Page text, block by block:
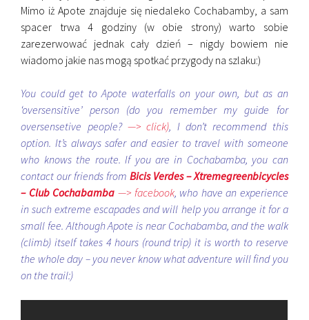
Mimo iż Apote znajduje się niedaleko Cochabamby, a sam
spacer trwa 4 godziny (w obie strony) warto sobie
zarezerwować jednak cały dzień – nigdy bowiem nie
wiadomo jakie nas mogą spotkać przygody na szlaku:)
You could get to Apote waterfalls on your own, but as an
‘oversensitive’ person (do you remember my guide for
oversensetive people?—> click), I don’t recommend this
option. It’s always safer and easier to travel with someone
who knows the route. If you are in Cochabamba, you can
contact our friends from Bicis Verdes – Xtremegreenbicycles
– Club Cochabamba —> facebook, who have an experience
in such extreme escapades and will help you arrange it for a
small fee. Although Apote is near Cochabamba, and the walk
(climb) itself takes 4 hours (round trip) it is worth to reserve
the whole day – you never know what adventure will find you
on the trail:)